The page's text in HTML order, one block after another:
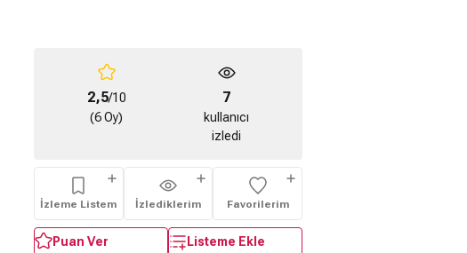
2,5/10
(6 Oy)
7
kullanıcı
izledi
İzleme Listem İzlediklerim Favorilerim
Puan Ver Listeme Ekle